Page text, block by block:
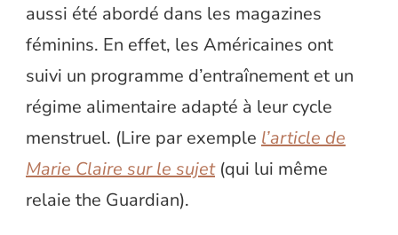
aussi été abordé dans les magazines
féminins. En effet, les Américaines ont
suivi un programme d’entraînement et un
régime alimentaire adapté à leur cycle
menstruel. (Lire par exemple l’article de
Marie Claire sur le sujet(qui lui même
relaie the Guardian).